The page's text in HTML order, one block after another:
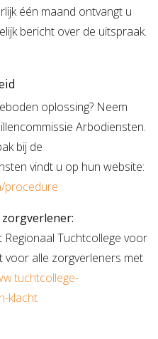
één maand ontvangt u
bericht over de uitspraak.
oplossing? Neem
Arbodiensten.
bij de
vindt u op hun website:
procedure
Regionaal Tuchtcollege voor
voor alle zorgverleners met
klacht